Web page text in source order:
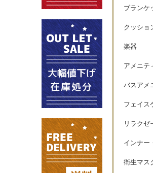
ブランケ
クッショ
楽器
アメニテ
バスアメ
フェイス
リラクゼ
インナー
衛生マス